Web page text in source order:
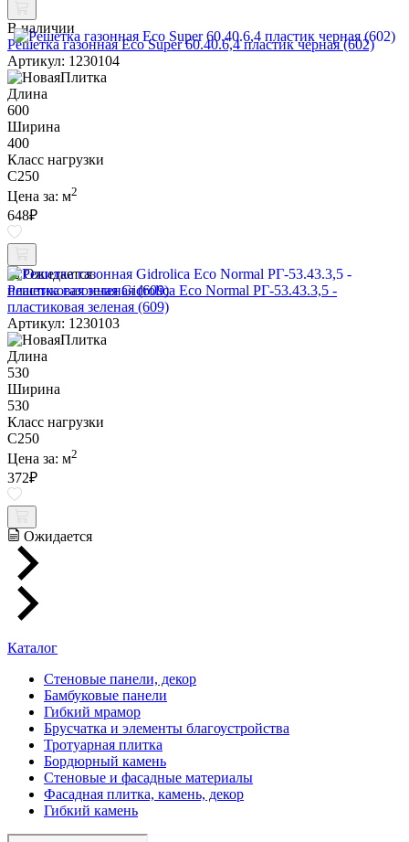
В наличии
Решетка газонная Eco Super 60.40.6,4 пластик черная (602)
Артикул: 1230104
Длина
600
Ширина
400
Класс нагрузки
C250
Цена за: м2
648₽
Ожидается
Решетка газонная Gidrolica Eco Normal РГ-53.43.3,5 -
пластиковая зеленая (609)
Артикул: 1230103
Длина
530
Ширина
530
Класс нагрузки
C250
Цена за: м2
372₽
Ожидается
Каталог
Стеновые панели, декор
Бамбуковые панели
Гибкий мрамор
Брусчатка и элементы благоустройства
Тротуарная плитка
Бордюрный камень
Стеновые и фасадные материалы
Фасадная плитка, камень, декор
Гибкий камень